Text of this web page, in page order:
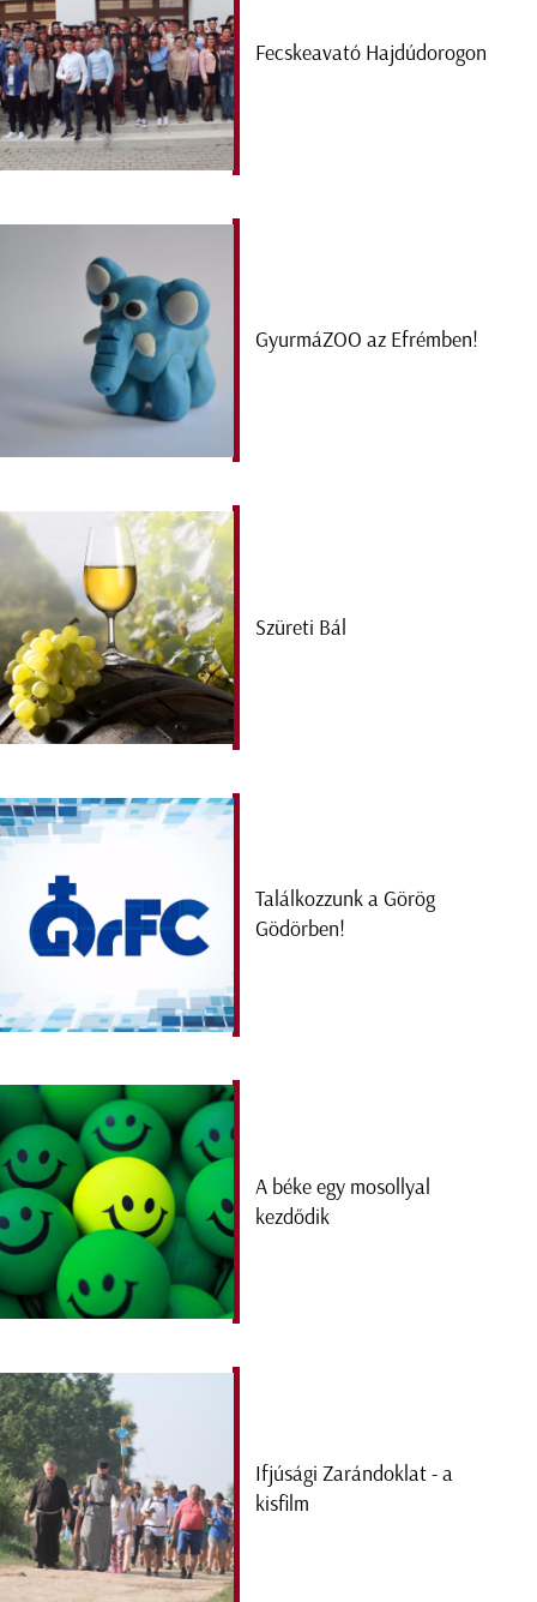
Fecskeavató Hajdúdorogon
GyurmáZOO az Efrémben!
Szüreti Bál
Találkozzunk a Görög
Gödörben!
A béke egy mosollyal
kezdődik
Ifjúsági Zarándoklat - a
kisfilm